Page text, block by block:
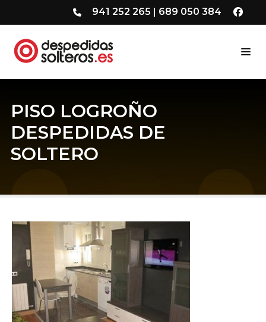
941 252 265 | 689 050 384
PISO LOGROÑO
DESPEDIDAS DE
SOLTERO